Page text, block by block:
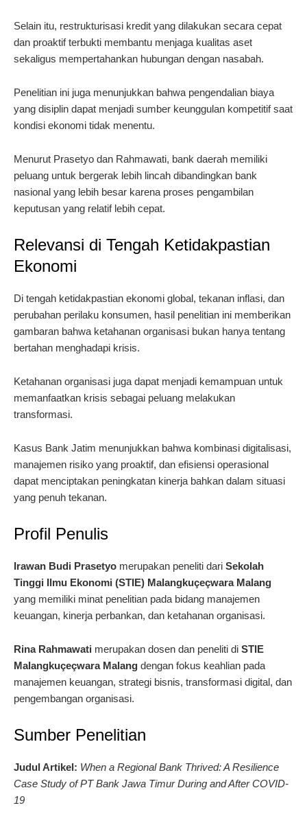
Selain itu, restrukturisasi kredit yang dilakukan secara cepat
dan proaktif terbukti membantu menjaga kualitas aset
sekaligus mempertahankan hubungan dengan nasabah.
Penelitian ini juga menunjukkan bahwa pengendalian biaya
yang disiplin dapat menjadi sumber keunggulan kompetitif saat
kondisi ekonomi tidak menentu.
Menurut Prasetyo dan Rahmawati, bank daerah memiliki
peluang untuk bergerak lebih lincah dibandingkan bank
nasional yang lebih besar karena proses pengambilan
keputusan yang relatif lebih cepat.
Relevansi di Tengah Ketidakpastian
Ekonomi
Di tengah ketidakpastian ekonomi global, tekanan inflasi, dan
perubahan perilaku konsumen, hasil penelitian ini memberikan
gambaran bahwa ketahanan organisasi bukan hanya tentang
bertahan menghadapi krisis.
Ketahanan organisasi juga dapat menjadi kemampuan untuk
memanfaatkan krisis sebagai peluang melakukan
transformasi.
Kasus Bank Jatim menunjukkan bahwa kombinasi digitalisasi,
manajemen risiko yang proaktif, dan efisiensi operasional
dapat menciptakan peningkatan kinerja bahkan dalam situasi
yang penuh tekanan.
Profil Penulis
Irawan Budi Prasetyo merupakan peneliti dari Sekolah
Tinggi Ilmu Ekonomi (STIE) Malangkuçeçwara Malang
yang memiliki minat penelitian pada bidang manajemen
keuangan, kinerja perbankan, dan ketahanan organisasi.
Rina Rahmawati merupakan dosen dan peneliti di STIE
Malangkuçeçwara Malang dengan fokus keahlian pada
manajemen keuangan, strategi bisnis, transformasi digital, dan
pengembangan organisasi.
Sumber Penelitian
Judul Artikel: When a Regional Bank Thrived: A Resilience
Case Study of PT Bank Jawa Timur During and After COVID-
19